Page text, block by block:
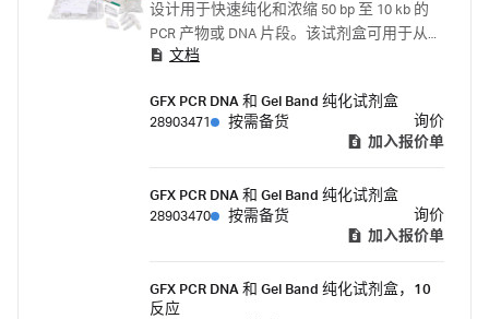
设计用于快速纯化和浓缩 50 bp 至 10 kb 的
PCR 产物或 DNA 片段。该试剂盒可用于从高
达 100 μL 的反应体积或 900 mg 琼脂糖凝胶
文档
GFX PCR DNA 和 Gel Band 纯化试剂盒
28903471
按需备货
询价
加入报价单
GFX PCR DNA 和 Gel Band 纯化试剂盒
28903470
按需备货
询价
加入报价单
GFX PCR DNA 和 Gel Band 纯化试剂盒，10
反应